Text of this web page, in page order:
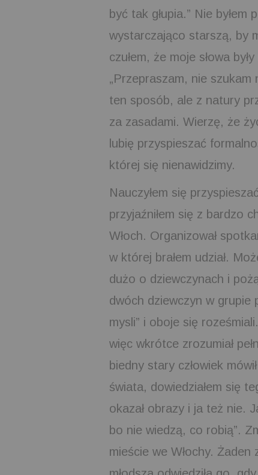
być tak głupia.” Nie byłem
wystarczająco starszą, by
czułem, że moje słowa
„Przepraszam, nie szukam
ten sposób, ale z natury
za zasadami. Wierzę, że
lubię przyspieszać
której się nienawidzimy.
Nauczyłem się
przyjaźniłem się z bardzo
Włoch. Organizował
w której brałem udział.
dużo o dziewczynach i
dwóch dziewczyn w grupie
mysli” i oboje się
więc wkrótce zrozumiał
biedny stary człowiek
świata, dowiedziałem się
okazał obrazy i ja też nie.
bo nie wiedzą, co robią”.
mieście we Włochy.